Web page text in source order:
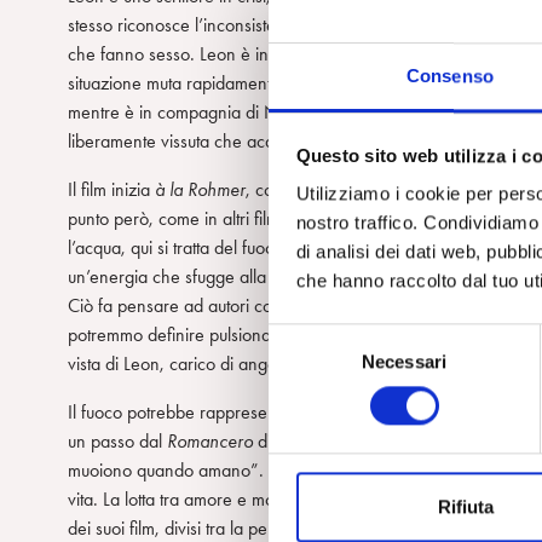
Consenso
Questo sito web utilizza i
Utilizziamo i cookie per
nostro traffico.
di analisi dei dati web,
che hanno raccolto dal tuo
S
e
z
o
Necessari
Rifiuta
stesso riconosce l’inconsistenza. Di notte lui e Felix, come
che fanno sesso. Leon è innervosito da tutto ciò che riguarda
situazione muta rapidamente: Felix si fidanza con Devid e
mentre è in compagnia di Nadja, dalla quale sfugge perché
liberamente vissuta che acquista per Leon tratti inquietanti,
Il film inizia à laRohmer, con una felice spontaneità nei
punto però, come in altri film di Petzold, interviene un
l’acqua, qui si tratta del fuoco degli incendi che devastano le
un’energia che sfugge alla rappresentazione, sono
Ciò fa pensare ad autori come David Lynch o al Tarkovskij di
potremmo definire pulsionale. Petzold introduce lo spettatore
vista di Leon, carico di angoscia.
Il fuoco potrebbe rappresentare classicamente la forza
un passo dal Romancero di Heinrich Heine: “Il mio nome è
muoiono quando amano”. È Leon a temere di morire
vita. La lotta tra amore e morte è un tema ricorrente
dei suoi film, divisi tra la percezione del proprio desiderio e